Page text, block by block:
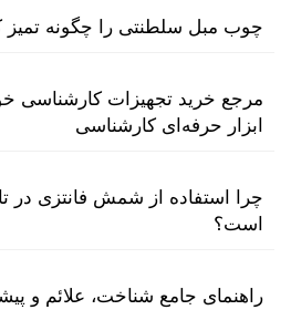
چوب مبل سلطنتی را چگونه تمیز
مرجع خرید تجهیزات کارشناسی
ابزار حرفه‌ای کارشناسی
چرا استفاده از شمش فانتزی در
است؟
راهنمای جامع شناخت، علائم و